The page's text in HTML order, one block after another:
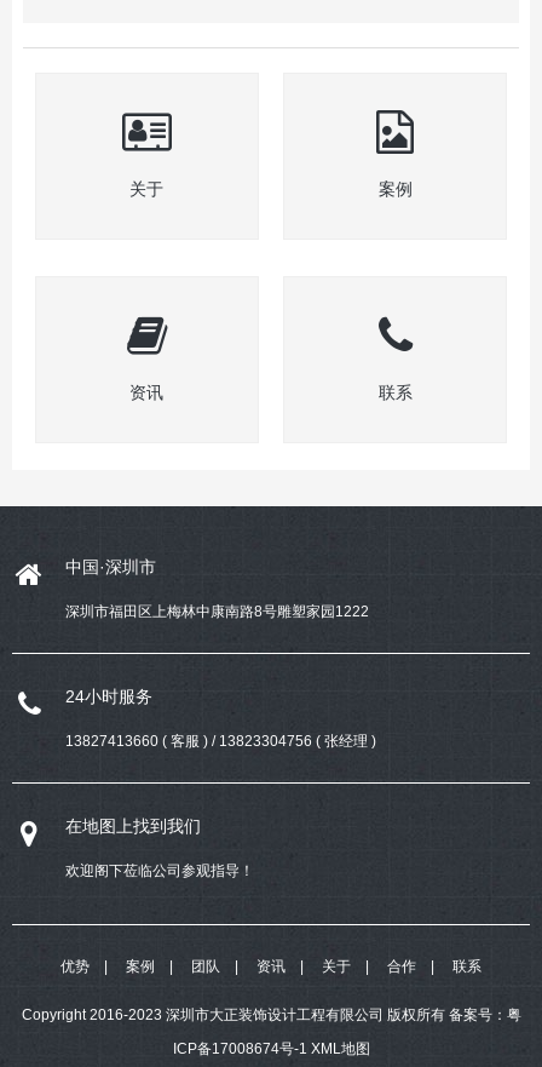
关于 案例
资讯 联系
中国·深圳市
深圳市福田区上梅林中康南路8号雕塑家园1222
24小时服务
13827413660 ( 客服 ) / 13823304756 ( 张经理 )
在地图上找到我们
欢迎阁下莅临公司参观指导！
优势 案例 团队 资讯 关于 合作 联系
Copyright 2016-2023 深圳市大正装饰设计工程有限公司 版权所有 备案号： 粤
ICP备17008674号-1 XML地图